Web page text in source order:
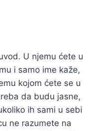
U njemu ćete u
i samo ime kaže,
kojom ćete se u
da budu jasne,
ih sami u sebi
ne razumete na